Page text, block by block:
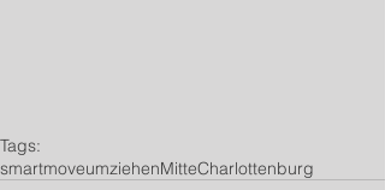
Tags:
smartmoveumziehenMitteCharlottenburg